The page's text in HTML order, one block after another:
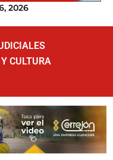
2026
CULTURA